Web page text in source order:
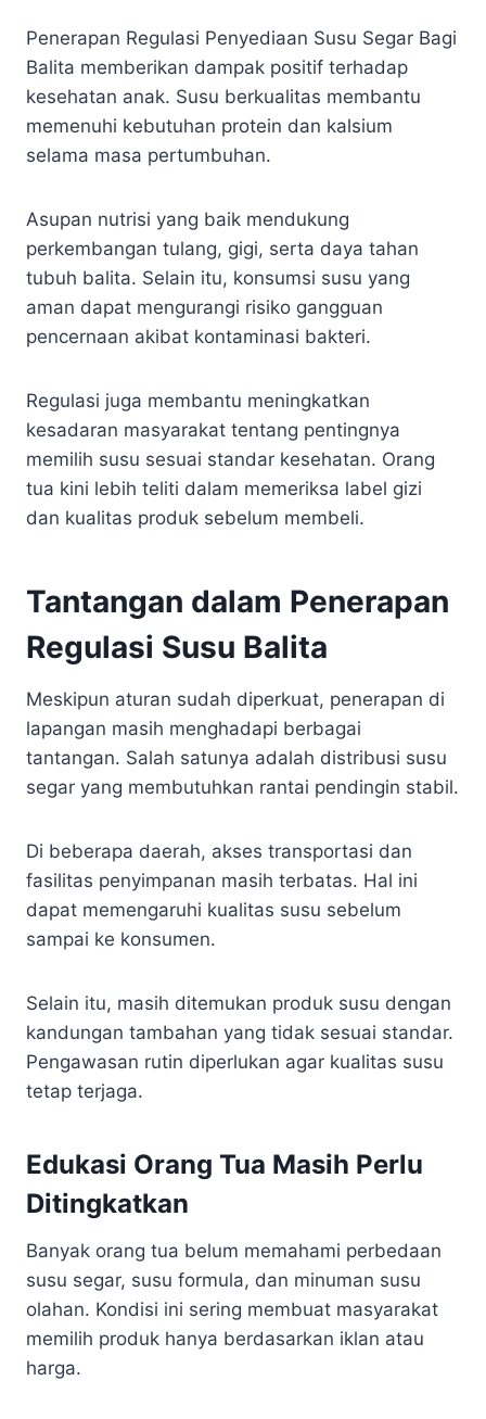
Penerapan Regulasi Penyediaan Susu Segar Bagi
Balita memberikan dampak positif terhadap
kesehatan anak. Susu berkualitas membantu
memenuhi kebutuhan protein dan kalsium
selama masa pertumbuhan.
Asupan nutrisi yang baik mendukung
perkembangan tulang, gigi, serta daya tahan
tubuh balita. Selain itu, konsumsi susu yang
aman dapat mengurangi risiko gangguan
pencernaan akibat kontaminasi bakteri.
Regulasi juga membantu meningkatkan
kesadaran masyarakat tentang pentingnya
memilih susu sesuai standar kesehatan. Orang
tua kini lebih teliti dalam memeriksa label gizi
dan kualitas produk sebelum membeli.
Tantangan dalam Penerapan
Regulasi Susu Balita
Meskipun aturan sudah diperkuat, penerapan di
lapangan masih menghadapi berbagai
tantangan. Salah satunya adalah distribusi susu
segar yang membutuhkan rantai pendingin stabil.
Di beberapa daerah, akses transportasi dan
fasilitas penyimpanan masih terbatas. Hal ini
dapat memengaruhi kualitas susu sebelum
sampai ke konsumen.
Selain itu, masih ditemukan produk susu dengan
kandungan tambahan yang tidak sesuai standar.
Pengawasan rutin diperlukan agar kualitas susu
tetap terjaga.
Edukasi Orang Tua Masih Perlu
Ditingkatkan
Banyak orang tua belum memahami perbedaan
susu segar, susu formula, dan minuman susu
olahan. Kondisi ini sering membuat masyarakat
memilih produk hanya berdasarkan iklan atau
harga.